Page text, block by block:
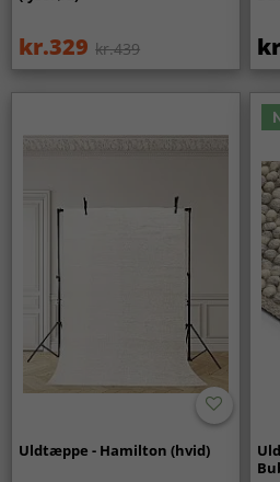
kr.329 kr.439
Uldtæppe - Hamilton (hvid)